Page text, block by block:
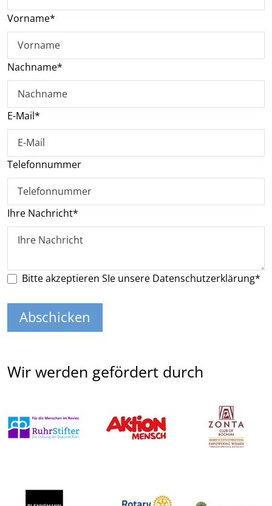
Vorname*
Nachname*
E-Mail*
Telefonnummer
Ihre Nachricht*
Datenschutz*
Bitte akzeptieren SIe unsere Datenschutzerklärung*
Abschicken
Wir werden gefördert durch